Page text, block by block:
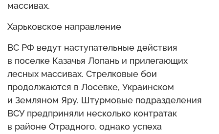
массивах.
Харьковское направление
ВС РФ ведут наступательные действия
в поселке Казачья Лопань и прилегающих
лесных массивах. Стрелковые бои
продолжаются в Лосевке, Украинском
и Земляном Яру. Штурмовые подразделения
ВСУ предприняли несколько контратак
в районе Отрадного, однако успеха